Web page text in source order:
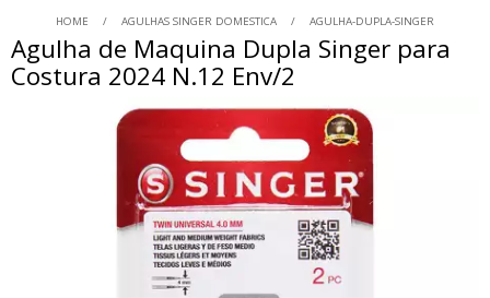
HOME AGULHAS SINGER DOMESTICA AGULHA-DUPLA-SINGER
Agulha de Maquina Dupla Singer para
Costura 2024 N.12 Env/2